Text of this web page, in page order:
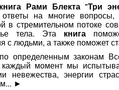
книга Рами Блекта"Три
ответы на многие
в стремительном потоке
тела. Эта книга
с людьми, а также поможет
определенным законам
момент мы
невежества, энергии
►